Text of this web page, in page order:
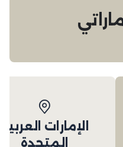
الإمارات العربية
المتحدة